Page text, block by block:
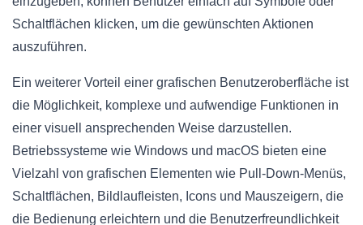
Schaltflächen klicken, um die gewünschten Aktionen
auszuführen.
Ein weiterer Vorteil einer grafischen Benutzeroberfläche ist
die Möglichkeit, komplexe und aufwendige Funktionen in
einer visuell ansprechenden Weise darzustellen.
Betriebssysteme wie Windows und macOS bieten eine
Vielzahl von grafischen Elementen wie Pull-Down-Menüs,
Schaltflächen, Bildlaufleisten, Icons und Mauszeigern, die
die Bedienung erleichtern und die Benutzerfreundlichkeit